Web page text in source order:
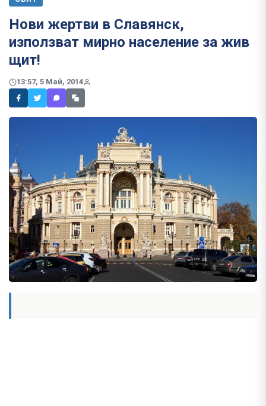
Нови жертви в Славянск,
използват мирно население за жив
щит!
13:57, 5 Май, 2014